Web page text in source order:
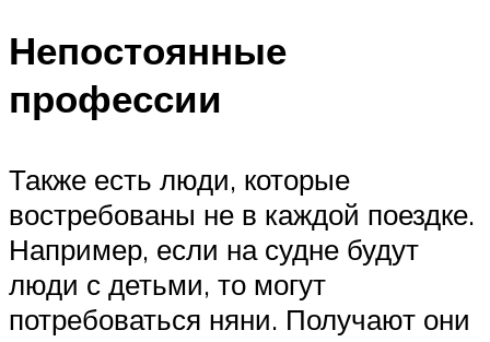
Непостоянные
профессии
Также есть люди, которые
востребованы не в каждой поездке.
Например, если на судне будут
люди с детьми, то могут
потребоваться няни. Получают они